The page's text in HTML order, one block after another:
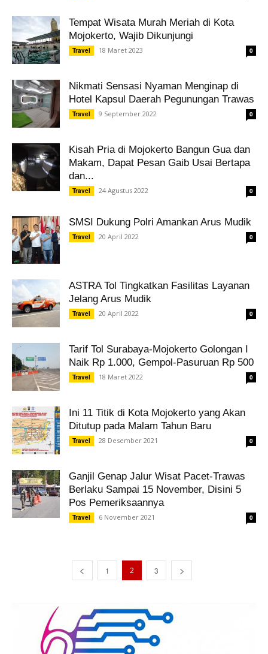
Tempat Wisata Murah Meriah di Kota
Mojokerto, Wajib Dikunjungi
Travel 18 Maret 2023 0
Nikmati Sensasi Nyaman Menginap di
Hotel Kapsul Daerah Pegunungan Trawas
Travel 9 September 2022 0
Kisah Pria di Mojokerto Bangun Gua dan
Makam, Dapat Pesan Gaib Usai Bertapa
dan...
Travel 24 Agustus 2022 0
SMSI Dukung Polri Amankan Arus Mudik
Travel 20 April 2022 0
ASTRA Tol Tingkatkan Fasilitas Layanan
Jelang Arus Mudik
Travel 20 April 2022 0
Tarif Tol Surabaya-Mojokerto Golongan I
Naik Rp 1.000, Gempol-Pasuruan Rp 500
Travel 18 Maret 2022 0
Ini 11 Titik di Kota Mojokerto yang Akan
Ditutup pada Malam Tahun Baru
Travel 28 Desember 2021 0
Ganjil Genap Jalur Wisat Pacet-Trawas
Berlaku Sampai 15 November, Disini 5
Pos Pemeriksaannya
Travel 6 November 2021 0
1 2 3